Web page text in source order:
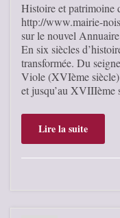
Histoire et patrimoine
http://www.mairie-
sur le nouvel
En six siècles
transformée. Du
Viole (XVIème siècle)
et jusqu’au
Lire la suite